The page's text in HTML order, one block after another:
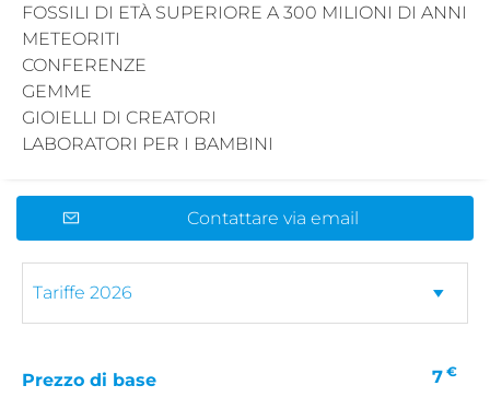
FOSSILI DI ETÀ SUPERIORE A 300 MILIONI DI ANNI
METEORITI
CONFERENZE
GEMME
GIOIELLI DI CREATORI
LABORATORI PER I BAMBINI
Contattare via email
Prezzo di base 7 €